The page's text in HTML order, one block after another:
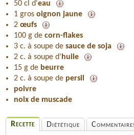
50 cl d'eau
1 gros oignon jaune
2 œufs
100 g de corn-flakes
3 c. à soupe de sauce de soja
2 c. à soupe d' huile
15 g de beurre
2 c. à soupe de persil
poivre
noix de muscade
Recette Diététique